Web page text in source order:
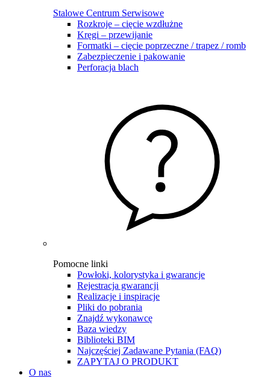
Stalowe Centrum Serwisowe
Rozkroje – cięcie wzdłużne
Kręgi – przewijanie
Formatki – cięcie poprzeczne / trapez / romb
Zabezpieczenie i pakowanie
Perforacja blach
Pomocne linki
Powłoki, kolorystyka i gwarancje
Rejestracja gwarancji
Realizacje i inspiracje
Pliki do pobrania
Znajdź wykonawcę
Baza wiedzy
Biblioteki BIM
Najczęściej Zadawane Pytania (FAQ)
ZAPYTAJ O PRODUKT
O nas